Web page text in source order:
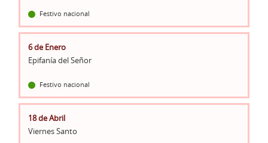
Festivo nacional
6 de Enero
Epifanía del Señor
Festivo nacional
18 de Abril
Viernes Santo